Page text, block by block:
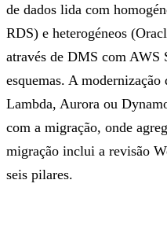
de dados lida com
RDS) e heterogéneos
através de DMS com AWS
esquemas. A
Lambda, Aurora ou
com a migração, onde
migração inclui a revisão
seis pilares.